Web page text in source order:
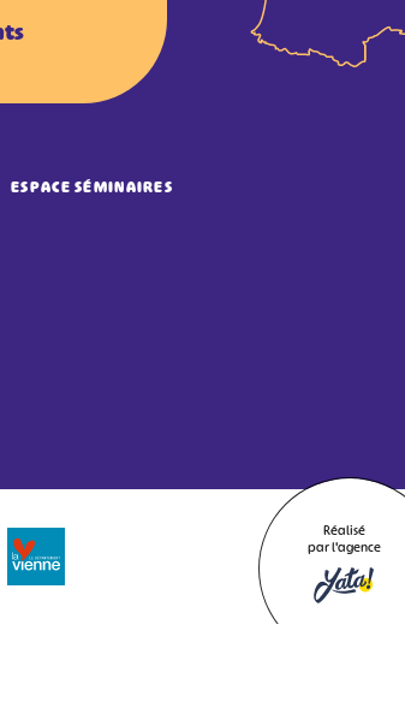
ESPACE SÉMINAIRES
Réalisé
par l'agence